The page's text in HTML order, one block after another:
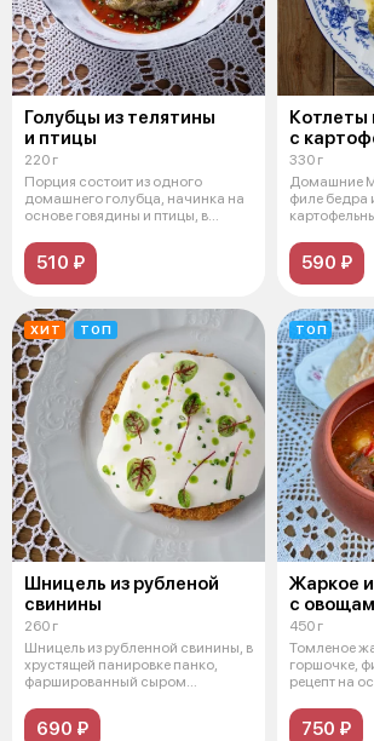
Голубцы из телятины
и птицы
220 г
Порция состоит из одного
домашнего голубца, начинка на
основе говядины и птицы, в
510 ₽
Котлеты
с
330 г
Домашние
филе бедра
590 ₽
ХИТ ТОП
Шницель из рубленой
свинины
260 г
Шницель из рубленной свинины, в
хрустящей панировке панко,
фаршированный сыром
690 ₽
ТОП
Жаркое
с
450 г
Томленое
горшочке,
рецепт на
750 ₽